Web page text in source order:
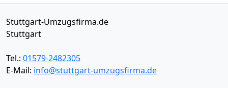
Stuttgart-Umzugsfirma.de
Stuttgart
Tel.: 01579-2482305
E-Mail: info@stuttgart-umzugsfirma.de